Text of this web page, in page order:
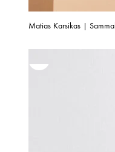
Matias Karsikas |